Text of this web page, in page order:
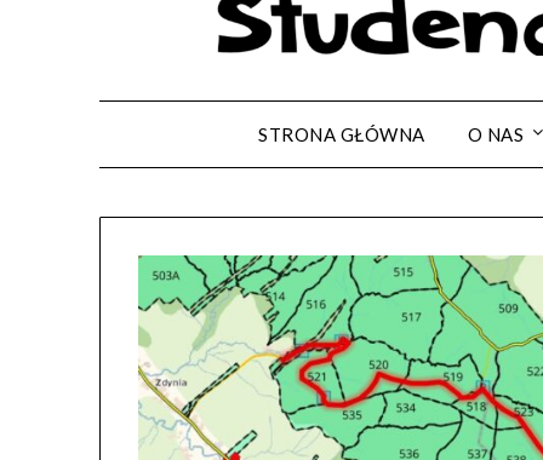
STRONA GŁÓWNA O NAS